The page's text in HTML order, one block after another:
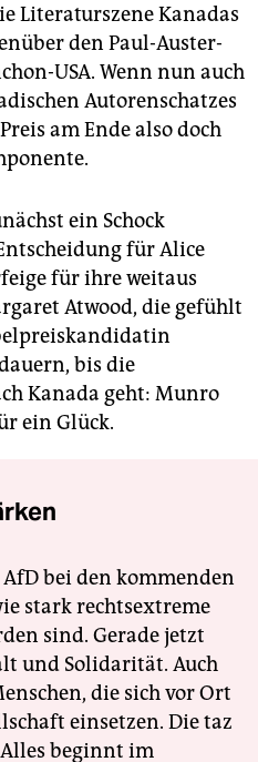
Literaturszene Kanadas
den Paul-Auster-
USA. Wenn nun auch
Autorenschatzes
am Ende also doch
ein Schock
für Alice
für ihre weitaus
Atwood, die gefühlt
bis die
Kanada geht: Munro
ein Glück.
bei den kommenden
stark rechtsextreme
sind. Gerade jetzt
und Solidarität. Auch
die sich vor Ort
einsetzen. Die taz
beginnt im